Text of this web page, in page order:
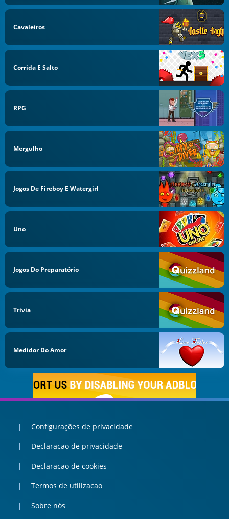
Cavaleiros
Corrida E Salto
RPG
Mergulho
Jogos De Fireboy E Watergirl
Uno
Jogos Do Preparatório
Trivia
Medidor Do Amor
Configurações de privacidade
Declaracao de privacidade
Declaracao de cookies
Termos de utilizacao
Sobre nós